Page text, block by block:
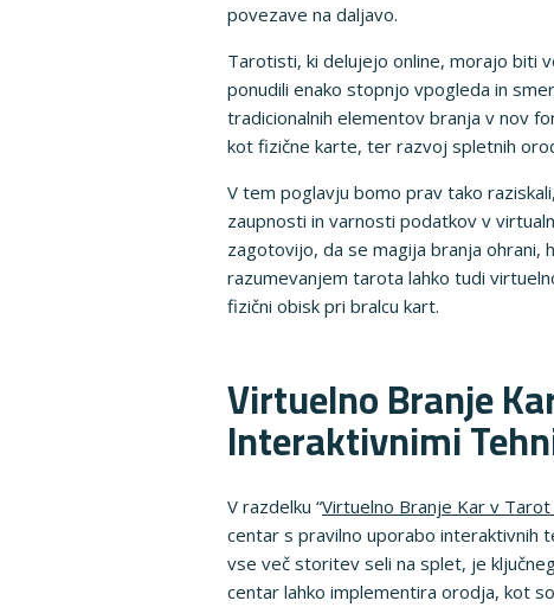
povezave na daljavo.
Tarotisti, ki delujejo online, morajo biti
ponudili enako stopnjo vpogleda in
tradicionalnih elementov branja v nov
kot fizične karte, ter razvoj spletnih
V tem poglavju bomo prav tako
zaupnosti in varnosti podatkov v
zagotovijo, da se magija branja ohrani,
razumevanjem tarota lahko tudi
fizični obisk pri bralcu kart.
Virtuelno Branje
Interaktivnimi
V razdelku “Virtuelno Branje Kar v
centar s pravilno uporabo interaktivnih
vse več storitev seli na splet, je
centar lahko implementira orodja, kot